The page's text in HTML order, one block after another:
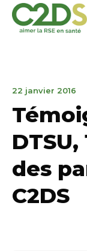
Aller
contenu
22 janvier 2016
des
C2DS